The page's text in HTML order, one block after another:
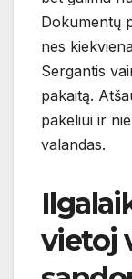
Dokumentų
nes
Sergantis
pakaitą.
pakeliui ir
valandas.
vietoj